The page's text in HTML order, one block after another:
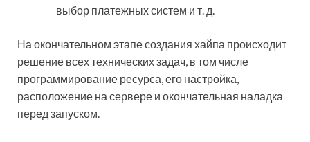
выбор платежных систем и т. д.
На окончательном этапе создания хайпа происходит
решение всех технических задач, в том числе
программирование ресурса, его настройка,
расположение на сервере и окончательная наладка
перед запуском.